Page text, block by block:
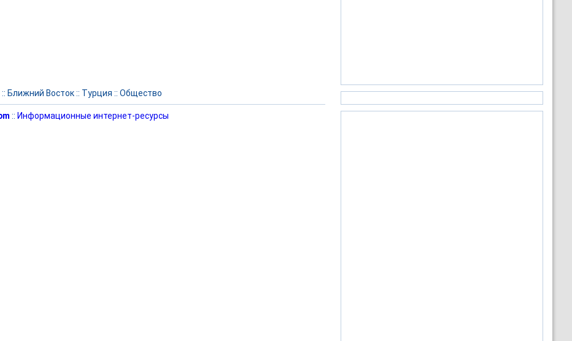
:: Ближний Восток:: Турция :: Общество
:: Информационные интернет-ресурсы